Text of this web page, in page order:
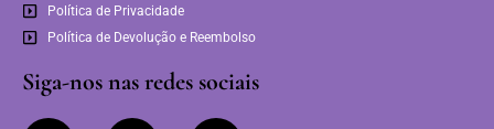
Política de Privacidade
Política de Devolução e Reembolso
Siga-nos nas redes sociais